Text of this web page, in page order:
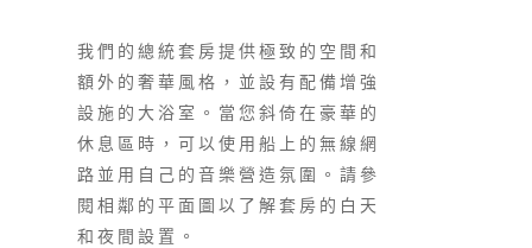
我們的總統套房提供極致的空間和
額外的奢華風格，並設有配備增強
設施的大浴室。當您斜倚在豪華的
休息區時，可以使用船上的無線網
路並用自己的音樂營造氛圍。請參
閱相鄰的平面圖以了解套房的白天
和夜間設置。